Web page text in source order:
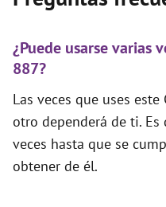
¿Puede usarse varias
887?
Las veces que uses
otro dependerá de ti. Es
veces hasta que se
obtener de él.